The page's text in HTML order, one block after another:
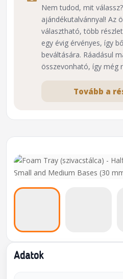
Adatok
Nem tudod, mit
ajándékutalvánnyal! Az
választható, több
egy évig érvényes, így
beváltására. Ráadásul
összevonható, így még
Tovább a